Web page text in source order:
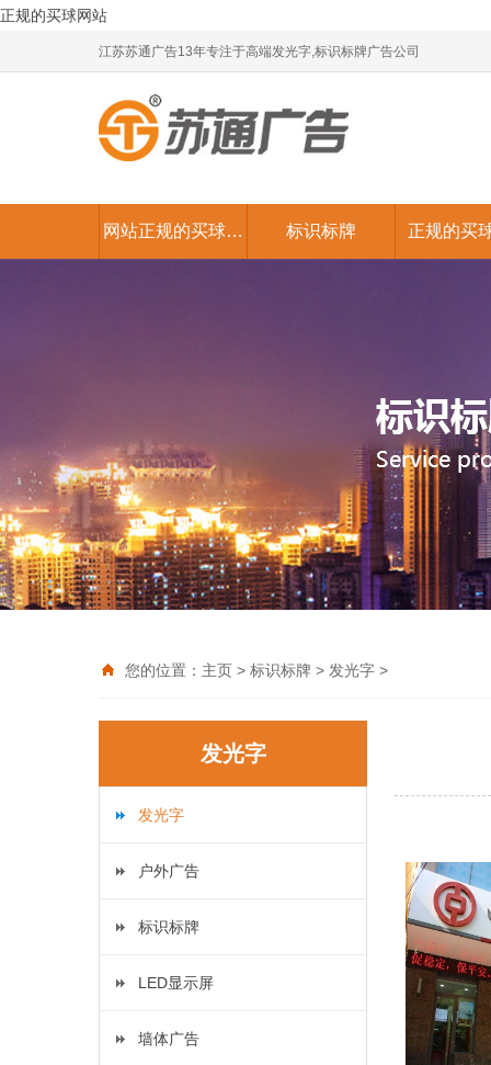
正规的买球网站
江苏苏通广告13年专注于高端发光字,标识标牌广告公司
网站正规的买球网 标识标牌 正规的买
您的位置： 主页 > 标识标牌 > 发光字 >
发光字
发光字
户外广告
标识标牌
LED显示屏
墙体广告